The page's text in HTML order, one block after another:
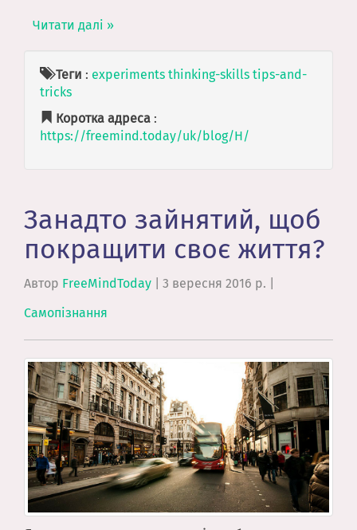
Читати далі »
Теги : experiments thinking-skills tips-and-
tricks
Коротка адреса :
https://freemind.today/uk/blog/H/
Занадто зайнятий, щоб
покращити своє життя?
Автор FreeMindToday 3 вересня 2016 р.
Самопізнання